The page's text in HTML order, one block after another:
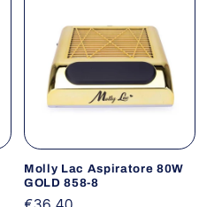
Molly Lac Aspiratore 80W
GOLD 858-8